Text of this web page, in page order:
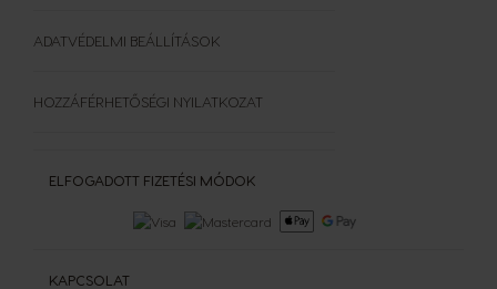
ELFOGADOTT FIZETÉSI MÓDOK
KAPCSOLAT
ADATVÉDELMI BEÁLLÍTÁSOK
HOZZÁFÉRHETŐSÉGI NYILATKOZAT